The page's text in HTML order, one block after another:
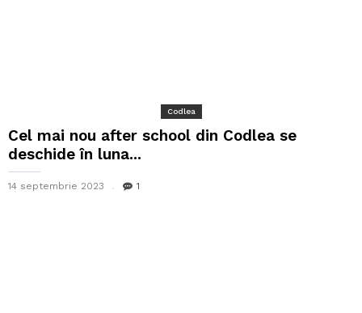
Codlea
Cel mai nou after school din Codlea se
deschide în luna...
14 septembrie 2023 1